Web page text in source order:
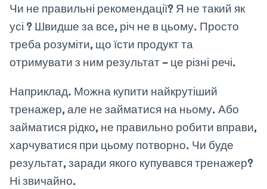
Чи не правильні рекомендації? Я не такий як
усі ? Швидше за все, річ не в цьому. Просто
треба розуміти, що їсти продукт та
отримувати з ним результат – це різні речі.
Наприклад. Можна купити найкрутіший
тренажер, але не займатися на ньому. Або
займатися рідко, не правильно робити вправи,
харчуватися при цьому потворно. Чи буде
результат, заради якого купувався тренажер?
Ні звичайно.